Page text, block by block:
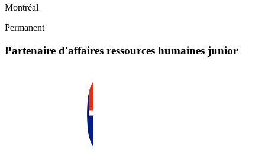
Montréal
Permanent
Partenaire d'affaires ressources humaines junior